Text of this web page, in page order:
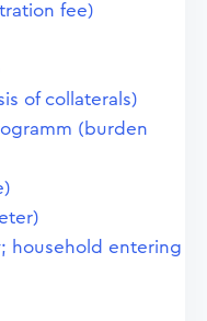
fee)
of collaterals)
(burden
household entering